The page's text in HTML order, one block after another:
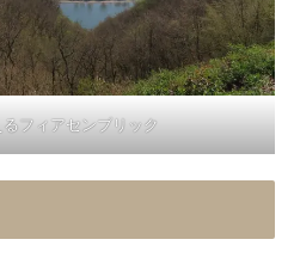
フィアセンブリック